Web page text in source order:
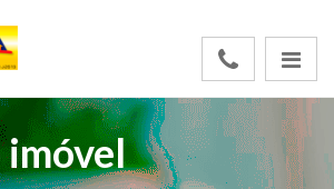
imóvel